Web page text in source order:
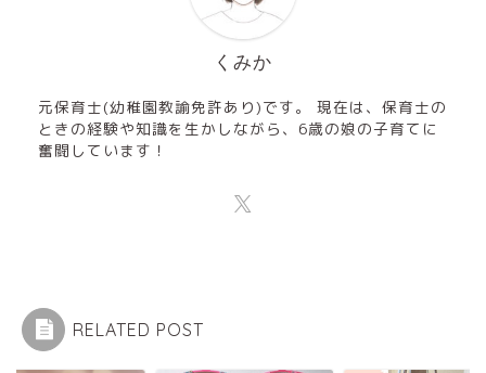
くみか
元保育士(幼稚園教諭免許あり)です。 現在は、保育士の
ときの経験や知識を生かしながら、6歳の娘の子育てに
奮闘しています！
RELATED POST